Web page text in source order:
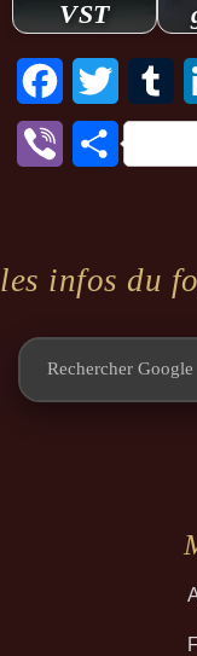
VST
FacebookTwitter
Viber Partager
les infos du